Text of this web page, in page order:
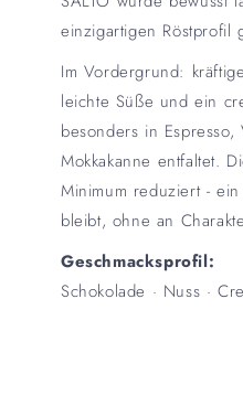
einzigartigen Röstprofil
Im Vordergrund:
leichte Süße und ein
besonders in Espresso,
Mokkakanne entfaltet.
Minimum reduziert -
bleibt, ohne an
Geschmacksprofil:
Schokolade · Nuss ·